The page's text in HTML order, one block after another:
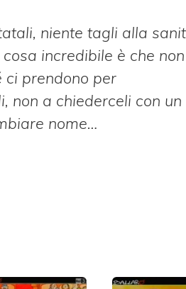
niente tagli alla
incredibile è che
ci prendono per
non a chiederceli con
nome…